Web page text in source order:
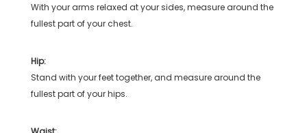
With your arms relaxed at your sides, measure around the
fullest part of your chest.
Hip:
Stand with your feet together, and measure around the
fullest part of your hips.